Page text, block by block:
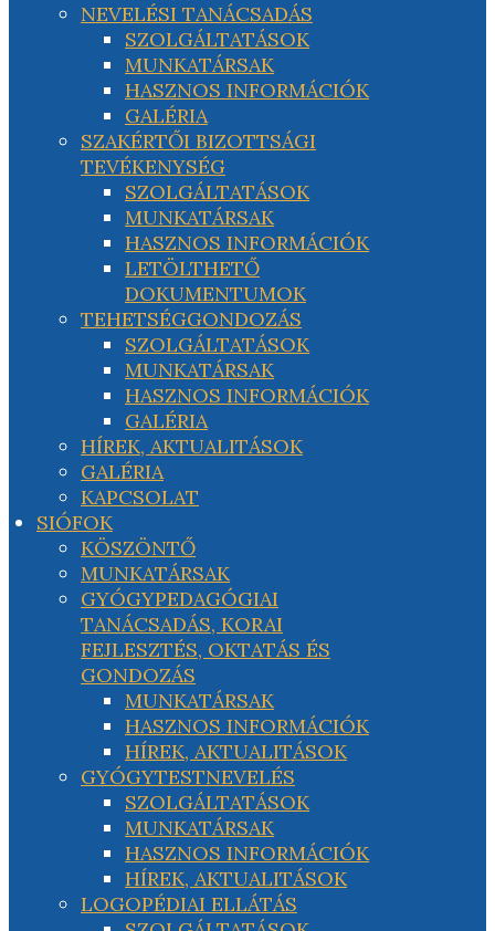
NEVELÉSI TANÁCSADÁS
SZOLGÁLTATÁSOK
MUNKATÁRSAK
HASZNOS INFORMÁCIÓK
GALÉRIA
SZAKÉRTŐI BIZOTTSÁGI
TEVÉKENYSÉG
SZOLGÁLTATÁSOK
MUNKATÁRSAK
HASZNOS INFORMÁCIÓK
LETÖLTHETŐ
DOKUMENTUMOK
TEHETSÉGGONDOZÁS
SZOLGÁLTATÁSOK
MUNKATÁRSAK
HASZNOS INFORMÁCIÓK
GALÉRIA
HÍREK, AKTUALITÁSOK
GALÉRIA
KAPCSOLAT
SIÓFOK
KÖSZÖNTŐ
MUNKATÁRSAK
GYÓGYPEDAGÓGIAI
TANÁCSADÁS, KORAI
FEJLESZTÉS, OKTATÁS ÉS
GONDOZÁS
MUNKATÁRSAK
HASZNOS INFORMÁCIÓK
HÍREK, AKTUALITÁSOK
GYÓGYTESTNEVELÉS
SZOLGÁLTATÁSOK
MUNKATÁRSAK
HASZNOS INFORMÁCIÓK
HÍREK, AKTUALITÁSOK
LOGOPÉDIAI ELLÁTÁS